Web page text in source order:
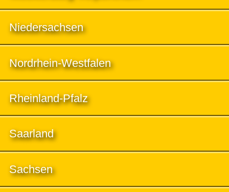
Niedersachsen
Nordrhein-Westfalen
Rheinland-Pfalz
Saarland
Sachsen